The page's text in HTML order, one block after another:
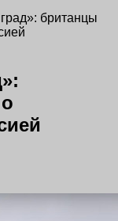
британцы